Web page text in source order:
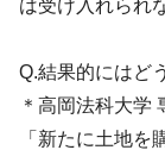
は受け入れられ
Q.結果的にはど
＊高岡法科大
「新たに土地を